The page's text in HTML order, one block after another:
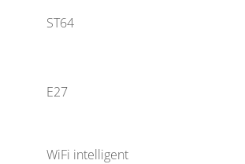
ST64
E27
WiFi intelligent